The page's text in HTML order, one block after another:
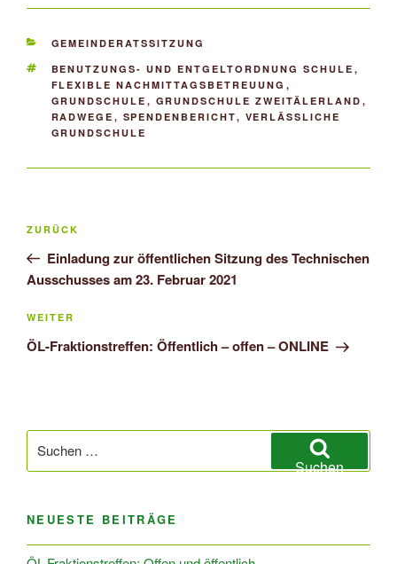
KATEGORIEN
GEMEINDERATSSITZUNG
SCHLAGWÖRTER
BENUTZUNGS- UND ENTGELTORDNUNG SCHULE ,
FLEXIBLE NACHMITTAGSBETREUUNG ,
GRUNDSCHULE , GRUNDSCHULE ZWEITÄLERLAND ,
RADWEGE , SPENDENBERICHT, VERLÄSSLICHE
GRUNDSCHULE
Beitragsnavigation
Vorheriger
Beitrag
ZURÜCK
Einladung zur öffentlichen Sitzung des Technischen
Ausschusses am 23. Februar 2021
Nächster
Beitrag
WEITER
ÖL-Fraktionstreffen: Öffentlich – offen – ONLINE
nach:
Suchen
NEUESTE BEITRÄGE